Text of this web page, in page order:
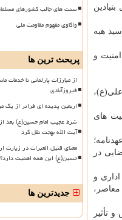
هبه
و
های
عهدنامه؛
در
و
معاصر،
تأثیر
سنت های جالب کشورهای
واکاوی مفهوم مقاومت ملی
پربحث ترین ها
از مبارزات پارلمانی تا خدمات
فیروزآبادی
اربعین پدیده ای فراتر از یک
شرط عجیب امام حسین(ع) بعد از
آیت الله بهجت نقل کرد
معنای قتیل العبرات در
حسین(ع) این همه اهمیت دارد؟
جدیدترین ها